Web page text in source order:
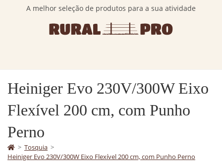
A melhor seleção de produtos para a sua atividade
Heiniger Evo 230V/300W Eixo
Flexível 200 cm, com Punho
Perno
> Tosquia >
Heiniger Evo 230V/300W Eixo Flexível 200 cm, com Punho Perno